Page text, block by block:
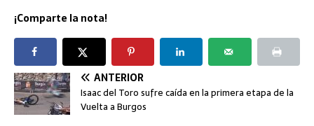
¡Comparte la nota!
ANTERIOR
Isaac del Toro sufre caída en la primera etapa de la
Vuelta a Burgos